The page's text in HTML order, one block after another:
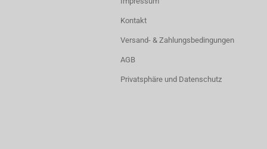
Kontakt
Versand- & Zahlungsbedingungen
AGB
Privatsphäre und Datenschutz